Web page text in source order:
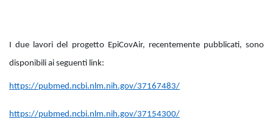
I due lavori del progetto EpiCovAir, recentemente pubblicati, sono
disponibili ai seguenti link:
https://pubmed.ncbi.nlm.nih.gov/37167483/
https://pubmed.ncbi.nlm.nih.gov/37154300/